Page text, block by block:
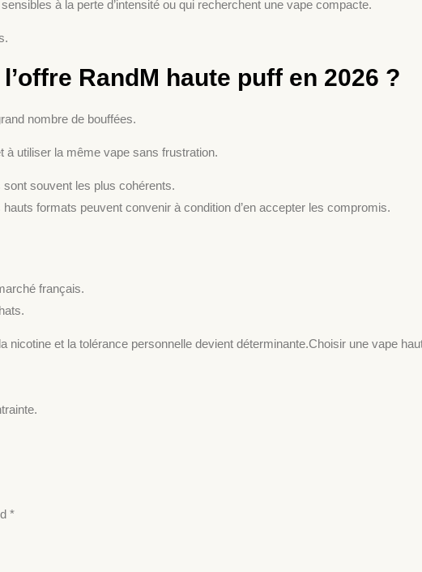
à la perte d’intensité ou qui recherchent une vape compacte.
RandM haute puff en 2026 ?
nombre de bouffées.
utiliser la même vape sans frustration.
sont souvent les plus cohérents.
formats peuvent convenir à condition d’en accepter les compromis.
français.
nicotine et la tolérance personnelle devient déterminante.Choisir une vape
*